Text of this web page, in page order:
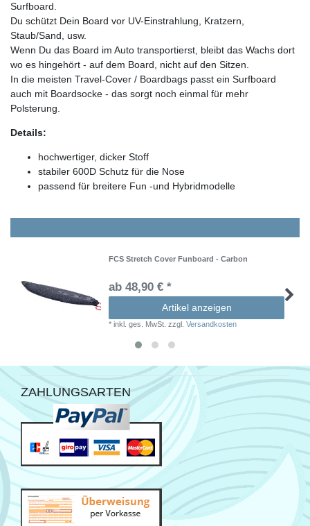
Surfboard.
Du schützt Dein Board vor UV-Einstrahlung, Kratzern,
Staub/Sand, usw.
Wenn Du das Board im Auto transportierst, bleibt das Wachs dort
wo es hingehört - auf dem Board, nicht auf den Sitzen.
In die meisten Travel-Cover / Boardbags passt ein Surfboard
auch mit Boardsocke - das sorgt noch einmal für mehr
Polsterung.
Details:
hochwertiger, dicker Stoff
stabiler 600D Schutz für die Nose
passend für breitere Fun -und Hybridmodelle
FCS Stretch Cover Funboard - Carbon
ab 48,90 € *
Artikel anzeigen
*inkl. ges. MwSt. zzgl.Versandkosten
ZAHLUNGSARTEN